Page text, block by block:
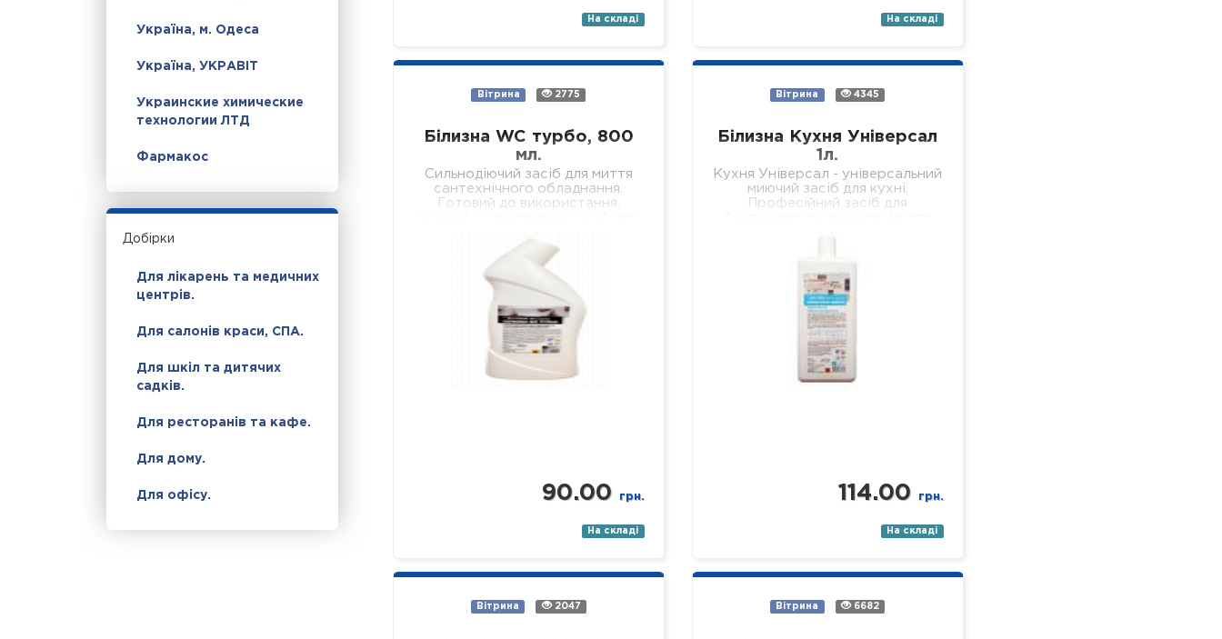
Україна, м. Одеса
Україна, УКРАВІТ
Украинские химические
технологии ЛТД
Фармакос
Добірки
Для лікарень та медичних
центрів.
Для салонів краси, СПА.
Для шкіл та дитячих
садків.
Для ресторанів та кафе.
Для дому.
Для офісу.
На складі На складі
Вітрина 2775
Білизна WC турбо, 800
мл.
Сильнодіючий засіб для миття
сантехнічного обладнання.
Готовий до використання,
видалення сечового каменю,
кальцієвих та вапняних
відкладень з внутрішніх
поверхонь…
90.00 грн.
На складі
Вітрина 4345
Білизна Кухня Універсал
1л.
Кухня Універсал - універсальний
миючий засіб для кухні.
Професійний засіб для
114.00 грн.
На складі
Вітрина 2047 Вітрина 6682